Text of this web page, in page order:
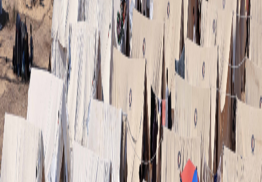
Hikmah
Opini
Konsultasi Syariah
Resonansi
Sejarah
Lensa